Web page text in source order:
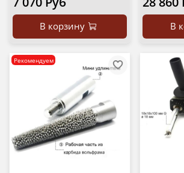
В корзину В
Рекомендуем